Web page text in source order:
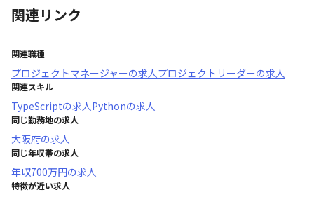
関連リンク
関連職種
プロジェクトマネージャーの求人プロジェクトリーダーの求人
関連スキル
TypeScriptの求人Pythonの求人
同じ勤務地の求人
大阪府の求人
同じ年収帯の求人
年収700万円の求人
特徴が近い求人